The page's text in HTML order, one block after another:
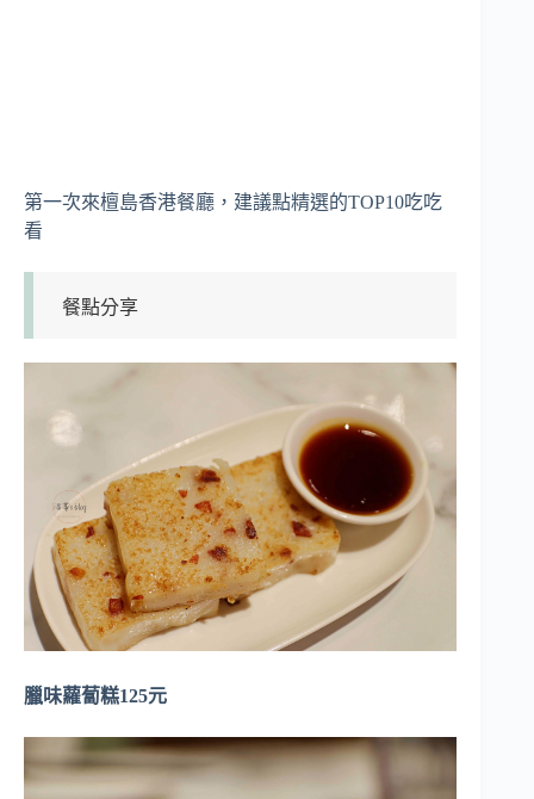
第一次來檀島香港餐廳，建議點精選的TOP10吃吃
看
餐點分享
臘味蘿蔔糕125元